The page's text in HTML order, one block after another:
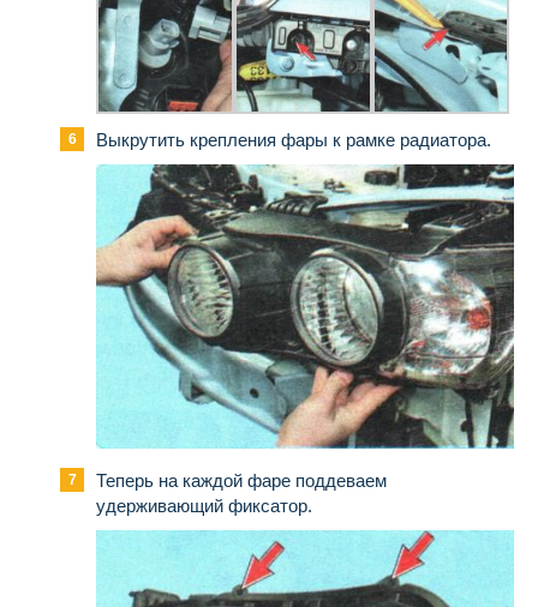
Выкрутить крепления фары к рамке радиатора.
Теперь на каждой фаре поддеваем
удерживающий фиксатор.